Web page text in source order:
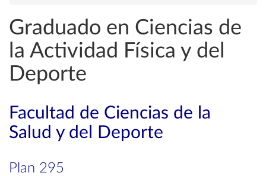
Graduado en Ciencias de
la Actividad Física y del
Deporte
Facultad de Ciencias de la
Salud y del Deporte
Plan 295